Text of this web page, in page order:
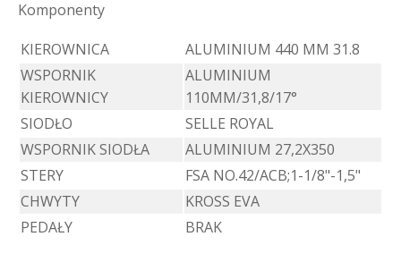
Komponenty
KIEROWNICA
ALUMINIUM 440 MM 31.8
WSPORNIK
KIEROWNICY
ALUMINIUM
110MM/31,8/17°
SIODŁO
SELLE ROYAL
WSPORNIK SIODŁA
ALUMINIUM 27,2X350
STERY
FSA NO.42/ACB;1-1/8"-1,5"
CHWYTY
KROSS EVA
PEDAŁY
BRAK